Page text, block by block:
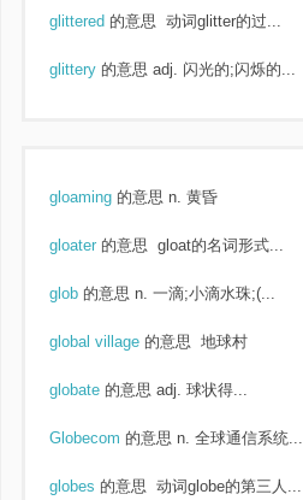
glittered 的意思 动词glitter的过...
glittery 的意思 adj. 闪光的;闪烁的...
gloaming 的意思 n. 黄昏
gloater 的意思 gloat的名词形式...
glob 的意思 n. 一滴;小滴水珠;(...
global village 的意思 地球村
globate 的意思 adj. 球状得...
Globecom 的意思 n. 全球通信系统...
globes 的意思 动词globe的第三人...